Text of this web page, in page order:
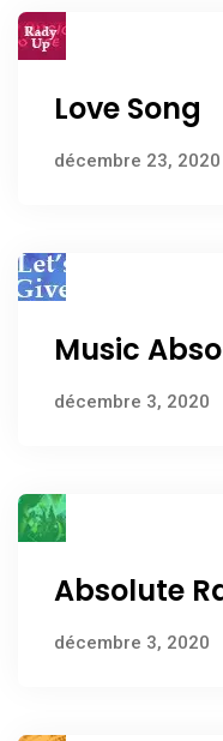
Love Song
décembre 23, 2020
Music
décembre 3, 2020
Absolute
décembre 3, 2020